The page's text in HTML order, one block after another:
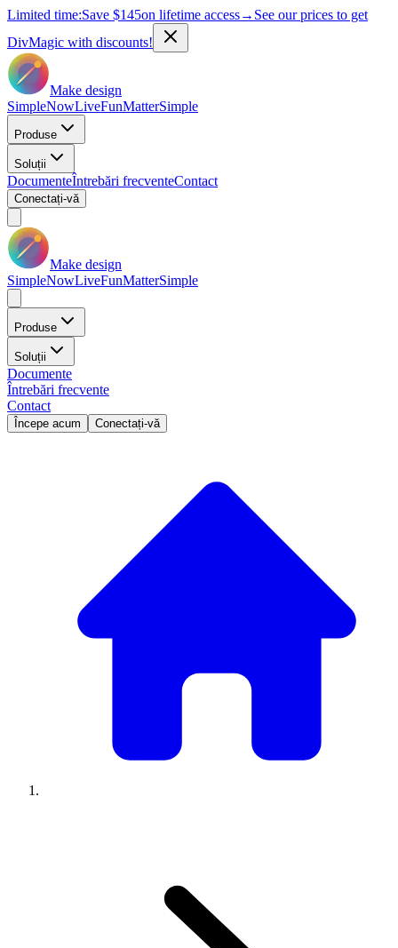
Limited time:Save $145on lifetime access→ See our prices to get
DivMagic with discounts!
Make design
SimpleNowLiveFunMatterSimple
Produse
Soluții
DocumenteÎntrebări frecventeContact
Conectați-vă
Make design
SimpleNowLiveFunMatterSimple
Produse
Soluții
Documente
Întrebări frecvente
Contact
Începe acum Conectați-vă